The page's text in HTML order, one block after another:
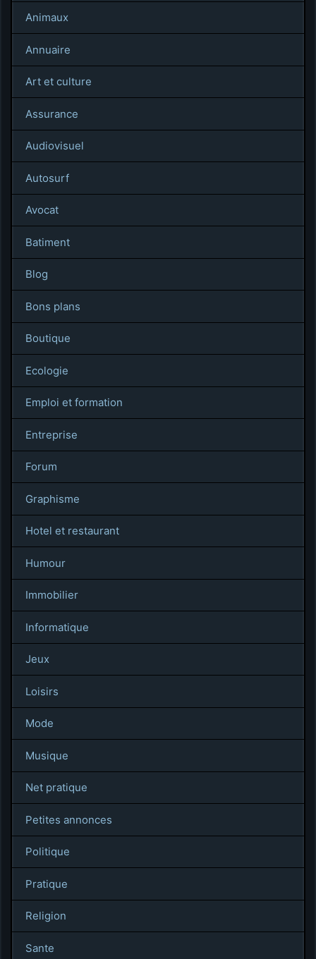
Animaux
Annuaire
Art et culture
Assurance
Audiovisuel
Autosurf
Avocat
Batiment
Blog
Bons plans
Boutique
Ecologie
Emploi et formation
Entreprise
Forum
Graphisme
Hotel et restaurant
Humour
Immobilier
Informatique
Jeux
Loisirs
Mode
Musique
Net pratique
Petites annonces
Politique
Pratique
Religion
Sante